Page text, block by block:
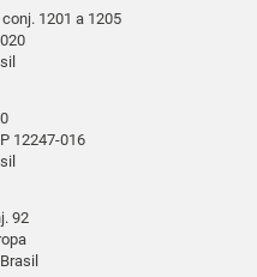
conj. 1201 a 1205
92
12247-016